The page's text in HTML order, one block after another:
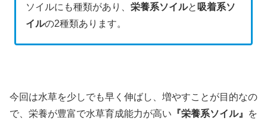
ソイルにも種類があり、栄養系ソイルと 吸着系ソ
イルの2種類あります。
今回は水草を少しでも早く伸ばし、増やすことが目的なの
で、栄養が豊富で水草育成能力が高い 『栄養系ソイル』
を